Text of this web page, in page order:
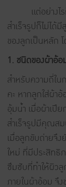
แต่อย่างไรก็
สำเร็จรูปก็ไม่ไ
ของลูกเป็นหลัก
1. ชนิดของผ้าอ้อ
สำหรับความถี่ใน
คะ หากลูกใส่ผ้า
อุ้มน้ำ เมื่อผ้าเปี
สำเร็จรูปมีคุณส
เมื่อลูกขับถ่ายจึง
ใหม่ ที่มีประสิทธิ
ซึมซับที่ทำให้ผิว
ภายในผ้าอ้อม จึ